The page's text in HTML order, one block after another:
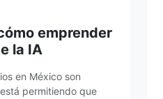
emprender
la IA
en México son
permitiendo que